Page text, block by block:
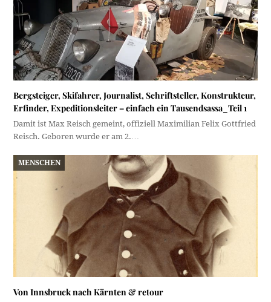
Bergsteiger, Skifahrer, Journalist, Schriftsteller, Konstrukteur,
Erfinder, Expeditionsleiter – einfach ein Tausendsassa_Teil 1
Damit ist Max Reisch gemeint, offiziell Maximilian Felix Gottfried
Reisch. Geboren wurde er am 2.…
MENSCHEN
Von Innsbruck nach Kärnten & retour